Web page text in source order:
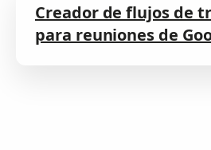
Creador de flujos de
para reuniones de